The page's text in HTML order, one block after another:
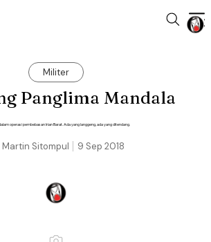
Militer
Panglima Mandala
operasi pembebasan Irian Barat. Ada yang langgeng, ada yang ditendang.
9 Sep 2018
Martin Sitompul